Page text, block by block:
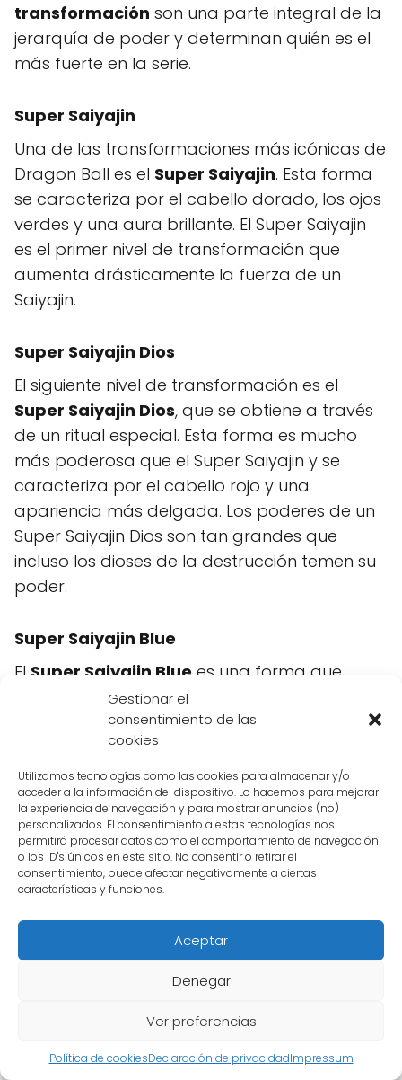
Gestionar el
consentimiento de las
cookies
Utilizamos tecnologías como las cookies para almacenar y/o
acceder a la información del dispositivo. Lo hacemos para mejorar
la experiencia de navegación y para mostrar anuncios (no)
personalizados. El consentimiento a estas tecnologías nos
permitirá procesar datos como el comportamiento de navegación
o los ID's únicos en este sitio. No consentir o retirar el
consentimiento, puede afectar negativamente a ciertas
características y funciones.
Aceptar
Denegar
Ver preferencias
Política de cookiesDeclaración de privacidadImpressum
transformación son una parte integral de la
jerarquía de poder y determinan quién es el
más fuerte en la serie.
Super Saiyajin
Una de las transformaciones más icónicas de
Dragon Ball es el Super Saiyajin. Esta forma
se caracteriza por el cabello dorado, los ojos
verdes y una aura brillante. El Super Saiyajin
es el primer nivel de transformación que
aumenta drásticamente la fuerza de un
Saiyajin.
Super Saiyajin Dios
El siguiente nivel de transformación es el
Super Saiyajin Dios, que se obtiene a través
de un ritual especial. Esta forma es mucho
más poderosa que el Super Saiyajin y se
caracteriza por el cabello rojo y una
apariencia más delgada. Los poderes de un
Super Saiyajin Dios son tan grandes que
incluso los dioses de la destrucción temen su
poder.
Super Saiyajin Blue
El Super Saiyajin Blue es una forma que
combina el poder del Super Saiyajin con el
poder de un dios. En esta forma, el cabello y
los ojos se vuelven de color azul y el usuario
emite una poderosa aura. El Super Saiyajin
Blue es considerado uno de los niveles de
transformación más fuertes en Dragon Ball.
Ultra Instinto
transformación extremadamente poderosa
que solo unos pocos personajes han logrado
alcanzar. En esta forma, el usuario alcanza un
reaccionar y atacar de forma automática,
sin la necesidad de pensar. El Ultra Instinto es